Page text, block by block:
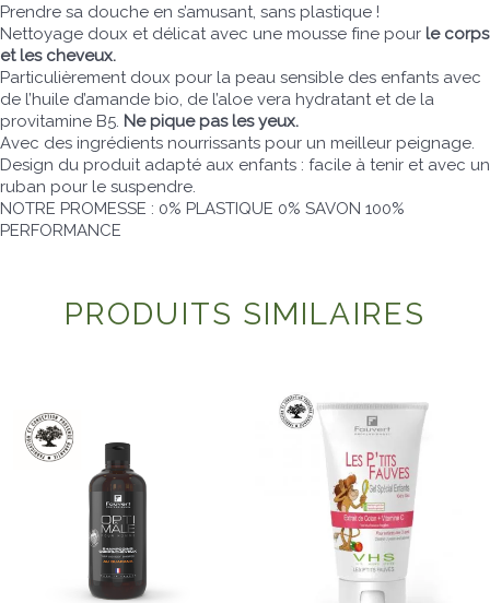
Prendre sa douche en s’amusant, sans plastique !
Nettoyage doux et délicat avec une mousse fine pour le corps
et les cheveux.
Particulièrement doux pour la peau sensible des enfants avec
de l’huile d’amande bio, de l’aloe vera hydratant et de la
provitamine B5. Ne pique pas les yeux.
Avec des ingrédients nourrissants pour un meilleur peignage.
Design du produit adapté aux enfants : facile à tenir et avec un
ruban pour le suspendre.
NOTRE PROMESSE : 0% PLASTIQUE 0% SAVON 100%
PERFORMANCE
PRODUITS SIMILAIRES